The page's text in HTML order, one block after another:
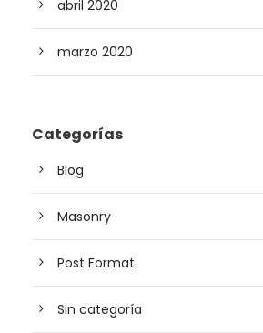
abril 2020
marzo 2020
Categorías
Blog
Masonry
Post Format
Sin categoría